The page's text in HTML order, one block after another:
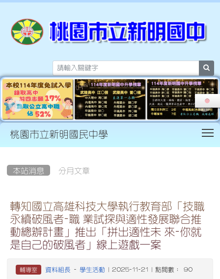
桃園市立新明國民中學
本站消息 分月文章
轉知國立高雄科技大學執行教育部「技職
永續破風者-職 業試探與適性發展聯合推
動總辦計畫」推出「拼出適性未 來-你就
是自己的破風者」線上遊戲一案
輔導室 資料組長 - 學生活動 | 2025-11-21 | 點閱數： 90